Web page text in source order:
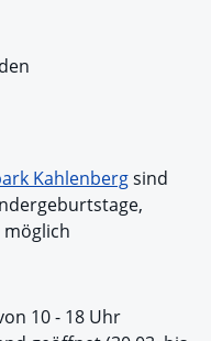
Kahlenbergsind
möglich
10 - 18 Uhr